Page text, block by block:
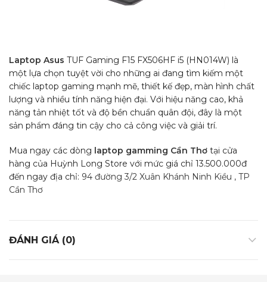
Laptop Asus TUF Gaming F15 FX506HF i5 (HN014W) là
một lựa chọn tuyệt vời cho những ai đang tìm kiếm một
chiếc laptop gaming mạnh mẽ, thiết kế đẹp, màn hình chất
lượng và nhiều tính năng hiện đại. Với hiệu năng cao, khả
năng tản nhiệt tốt và độ bền chuẩn quân đội, đây là một
sản phẩm đáng tin cậy cho cả công việc và giải trí.
Mua ngay các dòng laptop gamming Cần Thơ tại cửa
hàng của Huỳnh Long Store với mức giá chỉ 13.500.000đ
đến ngay địa chỉ: 94 đường 3/2 Xuân Khánh Ninh Kiều , TP
Cần Thơ
ĐÁNH GIÁ (0)